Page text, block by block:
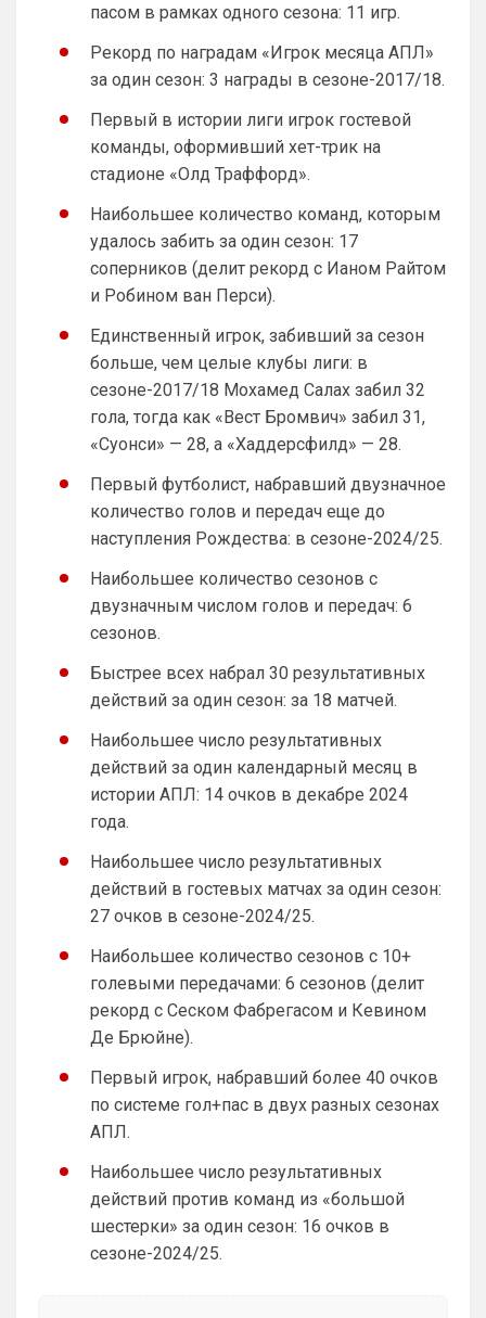
пасом в рамках одного сезона: 11 игр.
Рекорд по наградам «Игрок месяца АПЛ»
за один сезон: 3 награды в сезоне-2017/18.
Первый в истории лиги игрок гостевой
команды, оформивший хет-трик на
стадионе «Олд Траффорд».
Наибольшее количество команд, которым
удалось забить за один сезон: 17
соперников (делит рекорд с Ианом Райтом
и Робином ван Перси).
Единственный игрок, забивший за сезон
больше, чем целые клубы лиги: в
сезоне-2017/18 Мохамед Салах забил 32
гола, тогда как «Вест Бромвич» забил 31,
«Суонси» — 28, а «Хаддерсфилд» — 28.
Первый футболист, набравший двузначное
количество голов и передач еще до
наступления Рождества: в сезоне-2024/25.
Наибольшее количество сезонов с
двузначным числом голов и передач: 6
сезонов.
Быстрее всех набрал 30 результативных
действий за один сезон: за 18 матчей.
Наибольшее число результативных
действий за один календарный месяц в
истории АПЛ: 14 очков в декабре 2024
года.
Наибольшее число результативных
действий в гостевых матчах за один сезон:
27 очков в сезоне-2024/25.
Наибольшее количество сезонов с 10+
голевыми передачами: 6 сезонов (делит
рекорд с Сеском Фабрегасом и Кевином
Де Брюйне).
Первый игрок, набравший более 40 очков
по системе гол+пас в двух разных сезонах
АПЛ.
Наибольшее число результативных
действий против команд из «большой
шестерки» за один сезон: 16 очков в
сезоне-2024/25.
не знаю, смогу ли реализовать. Посмотрю.
Или типа как дневная и ночная версия
чата , вверху возле профиля кнопку
твоим любимым клубом, включая его
чат профильный …но наверное это не
так просто сделать )
Britball • 11:46
Ответ для Аристократ
Или типа как дневная и ночная версия чата ,
вверху возле профиля кнопку нажал и ты
видишь все что связано с твоим любимы
Прикинь сколько чатов или групп мне
нужно делать будет? И главный вопрос…
получается болел сити не сможет зайти
в чат с Челси? Если сможет , то тогда и
нет смысла делать отдельно. И еще
момент. Например в чате Челси идёт
бурное общение, людей полно. Болел
общий…
…пустой и выходит с сайта , потому что
не видит общения и активности.
Britball• 11:46
Вот это меня смущает
Deep_Blue• 12:26
Ответ для Britball
нужно делать будет? И главный вопрос…
получается болел сити не сможет зайти в
чат с
Да пусть будет общий чат, так веселее)
неопределившихся глоров в АПЛ, не
знали, кому отдавать предпочтение -
Манчестер Юнайтед или Арсеналу,
потому что, там появился российский
миллиардер, но к сожалению, в этом
обществе оказалось много недалеких
людей, и лишь минимум достойных
Я никого не оскорблял, я адекватно
общался, аргументировал и писал, но
когда человек заходит и начинает сразу
вонючим, это лишь еще раз
подчеркивает, недалекость этих
болельщиков. К счастью, среди них есть
достойные, умные и грамотные люди. Но